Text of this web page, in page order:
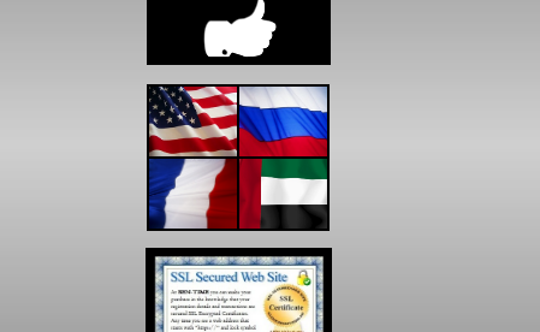
תשלומים ללא ריבית!
__________________
האתר מאובטח בהצפנת
SSL מתקדמת